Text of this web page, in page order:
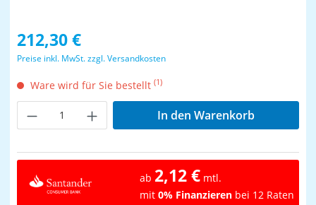
Regulärer Preis:
212,30 €
Preise inkl. MwSt. zzgl. Versandkosten
Ware wird für Sie bestellt (1)
Produkt Anzahl: Gib den gewünschten
In den Warenkorb
ab 2,12 € mtl.
mit 0% Finanzieren bei 12 Raten